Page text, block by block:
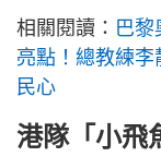
相關閱讀： 巴黎
亮點！總教練
民心
港隊「小飛